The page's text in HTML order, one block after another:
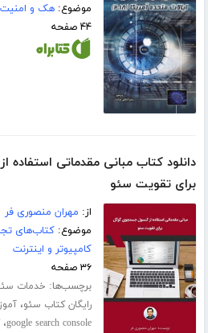
موضوع:هک و امنیت
۴۴ صفحه
دانلود کتاب مبانی مقدماتی
برای تقویت سئو
از: مهران منصوری فر
موضوع:کتاب‌های
کامپیوتر و اینترنت
۳۶ صفحه
برچسب‌ها: خدمات
رایگان کتاب سئو،
google search console،